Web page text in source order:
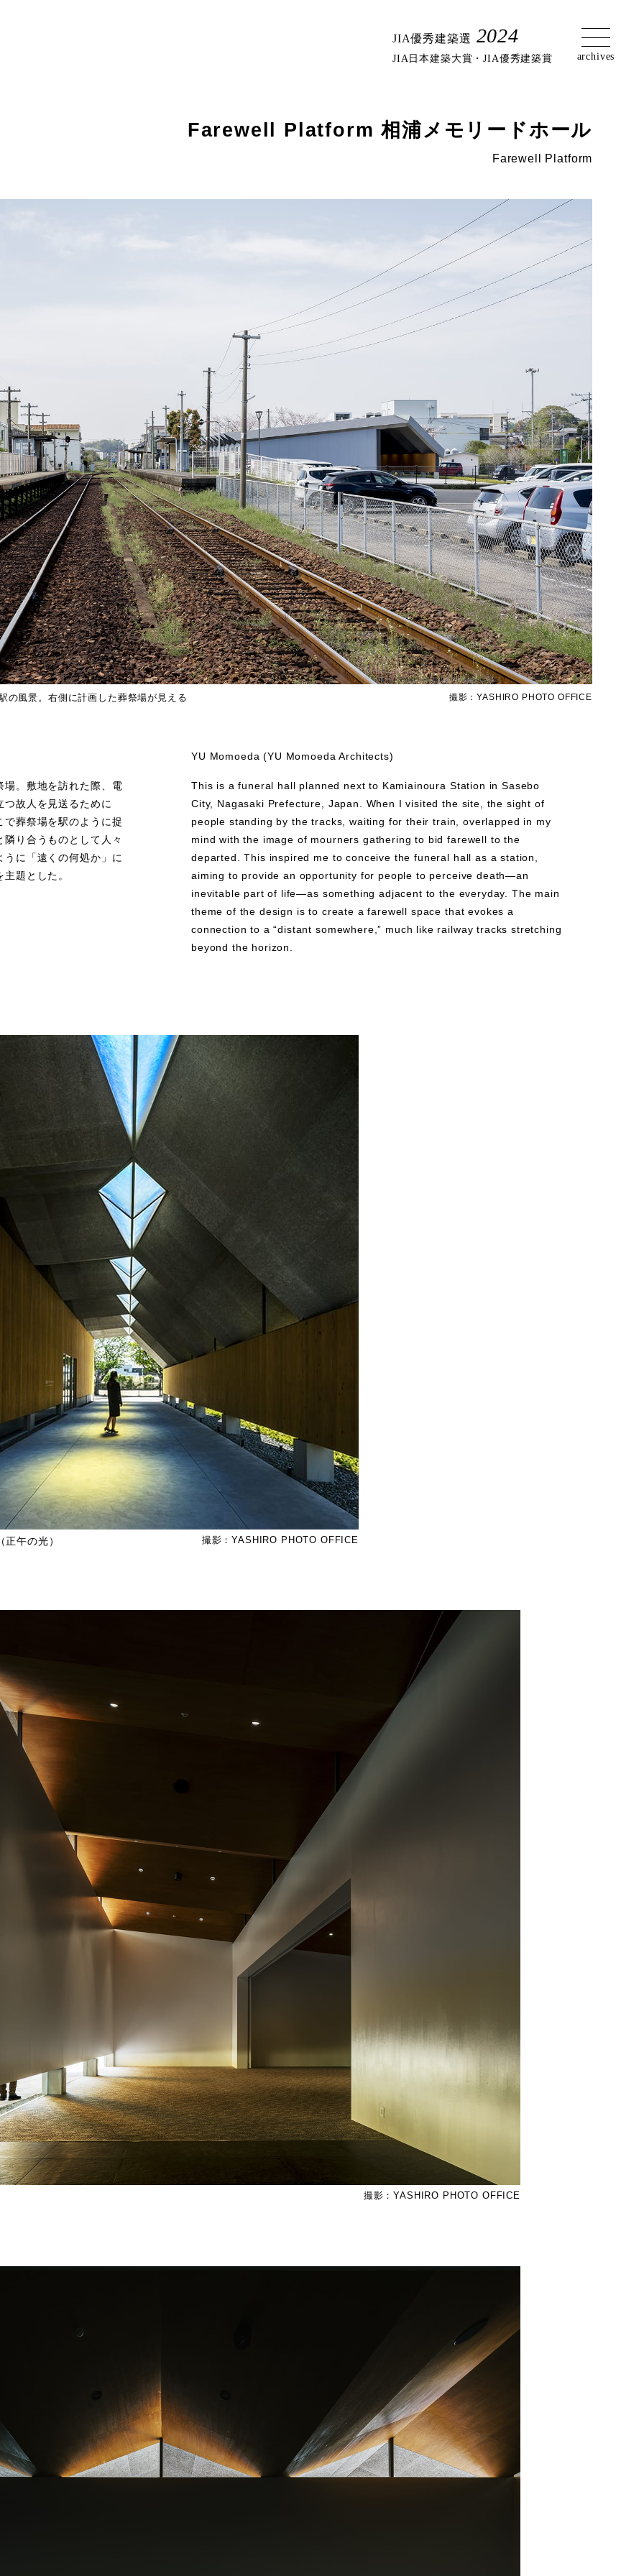
JIA優秀建築選 2024
JIA日本建築大賞・JIA優秀建築賞
Farewell Platform 相浦メモリードホール
Farewell Platform
の風景。右側に計画した葬祭場が見える 撮影：YASHIRO PHOTO OFFICE
場。敷地を訪れた際、電
つ故人を見送るために
葬祭場を駅のように捉
り合うものとして人々
に「遠くの何処か」に
題とした。
YU Momoeda (YU Momoeda Architects)
This is a funeral hall planned next to Kamiainoura Station in Sasebo
City, Nagasaki Prefecture, Japan. When I visited the site, the sight of
people standing by the tracks, waiting for their train, overlapped in my
mind with the image of mourners gathering to bid farewell to the
departed. This inspired me to conceive the funeral hall as a station,
aiming to provide an opportunity for people to perceive death—an
inevitable part of life—as something adjacent to the everyday. The main
theme of the design is to create a farewell space that evokes a
connection to a “distant somewhere,” much like railway tracks stretching
beyond the horizon.
正午の光） 撮影：YASHIRO PHOTO OFFICE
撮影：YASHIRO PHOTO OFFICE